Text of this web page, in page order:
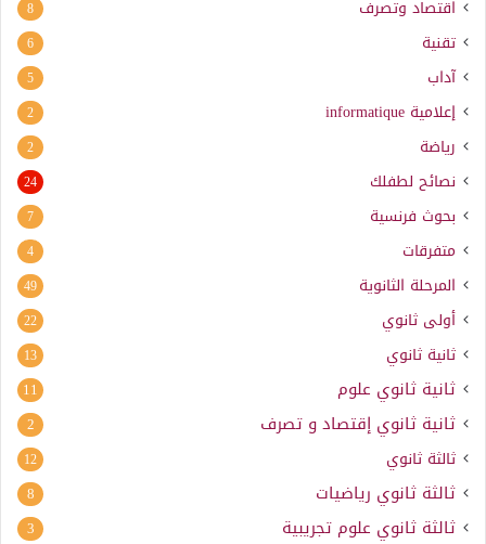
اقتصاد وتصرف 8
تقنية 6
آداب 5
إعلامية informatique
2
رياضة 2
نصائح لطفلك 24
بحوث فرنسية 7
متفرقات 4
المرحلة الثانوية 49
أولى ثانوي 22
ثانية ثانوي 13
ثانية ثانوي علوم 11
ثانية ثانوي إقتصاد و تصرف 2
ثالثة ثانوي 12
ثالثة ثانوي رياضيات 8
ثالثة ثانوي علوم تجريبية 3